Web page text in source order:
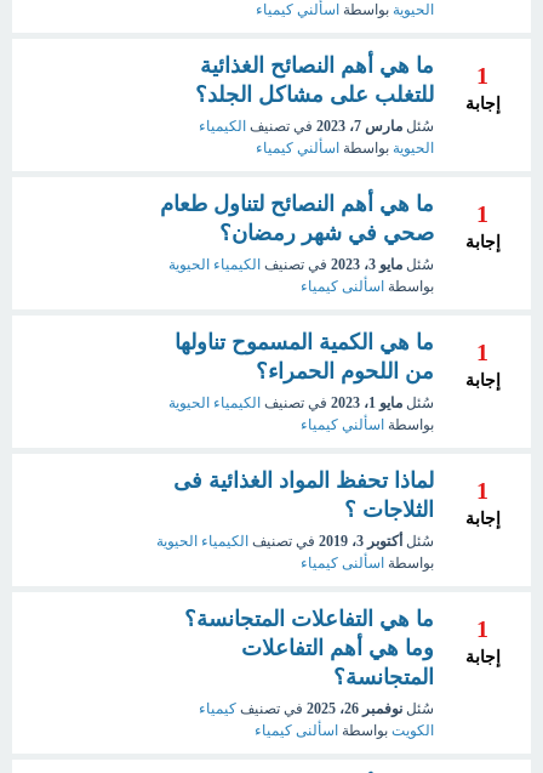
الحيوية بواسطة اسألني كيمياء
1
إجابة
ما هي أهم النصائح الغذائية
للتغلب على مشاكل الجلد؟
سُئل مارس 7، 2023 في تصنيف الكيمياء
الحيوية بواسطة اسألني كيمياء
1
إجابة
ما هي أهم النصائح لتناول طعام
صحي في شهر رمضان؟
سُئل مايو 3، 2023 في تصنيف الكيمياء الحيوية
بواسطة اسألنى كيمياء
1
إجابة
ما هي الكمية المسموح تناولها
من اللحوم الحمراء؟
سُئل مايو 1، 2023 في تصنيف الكيمياء الحيوية
بواسطة اسألني كيمياء
1
إجابة
لماذا تحفظ المواد الغذائية فى
الثلاجات ؟
سُئل أكتوبر 3، 2019 في تصنيف الكيمياء الحيوية
بواسطة اسألنى كيمياء
1
إجابة
ما هي التفاعلات المتجانسة؟
وما هي أهم التفاعلات
المتجانسة؟
سُئل نوفمبر 26، 2025 في تصنيف كيمياء
الكويت بواسطة اسألنى كيمياء